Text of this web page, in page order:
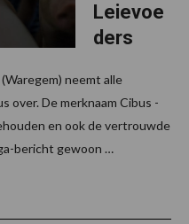
Leievoe
ders
neemt alle
De merknaam Cibus -
en ook de vertrouwde
bericht gewoon …